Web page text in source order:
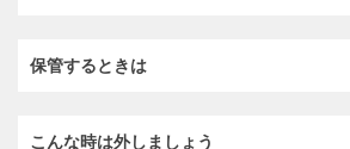
保管するときは
こんな時は外しましょう